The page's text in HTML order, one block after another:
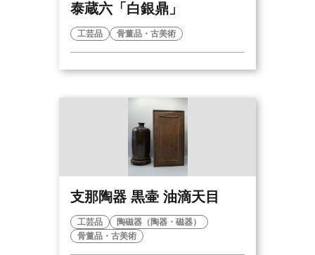
泰蔵六「白銀鼎」
工芸品 骨董品・古美術
支那陶器 黒壷 油滴天目
工芸品
陶磁器（陶器・磁器）
骨董品・古美術